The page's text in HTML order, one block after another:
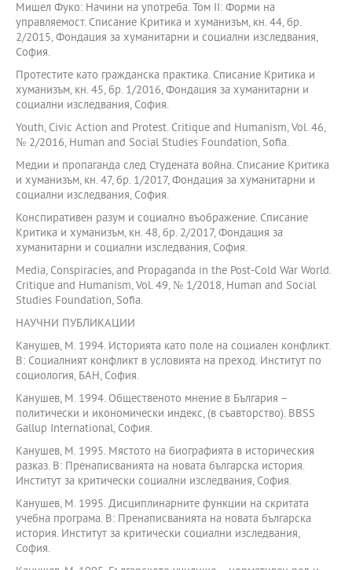
Мишел Фуко: Начини на употреба. Том ІІ: Форми на
управляемост. Списание Критика и хуманизъм, кн. 44, бр.
2/2015, Фондация за хуманитарни и социални изследвания,
София.
Протестите като гражданска практика. Списание Критика и
хуманизъм, кн. 45, бр. 1/2016, Фондация за хуманитарни и
социални изследвания, София.
Youth, Civic Аction аnd Protest. Critique and Humanism, Vol. 46,
№ 2/2016, Humаn аnd Sociаl Studies Foundаtion, Sofiа.
Медии и пропаганда след Студената война. Списание Критика
и хуманизъм, кн. 47, бр. 1/2017, Фондация за хуманитарни и
социални изследвания, София.
Конспиративен разум и социално въображение. Списание
Критика и хуманизъм, кн. 48, бр. 2/2017, Фондация за
хуманитарни и социални изследвания, София.
Media, Conspiracies, and Propaganda in the Post-Cold War World.
Critique and Humanism, Vol. 49, № 1/2018, Humаn аnd Sociаl
Studies Foundаtion, Sofiа.
НАУЧНИ ПУБЛИКАЦИИ
Канушев, М. 1994. Историята като поле на социален конфликт.
В: Социалният конфликт в условията на преход. Институт по
социология, БАН, София.
Канушев, М. 1994. Общественото мнение в България –
политически и икономически индекс, (в съавторство). BBSS
Gallup International, София.
Канушев, М. 1995. Мястото на биографията в историческия
разказ. В: Пренаписванията на новата българска история.
Институт за критически социални изследвания, София.
Канушев, М. 1995. Дисциплинарните функции на скритата
учебна програма. В: Пренаписванията на новата българска
история. Институт за критически социални изследвания,
София.